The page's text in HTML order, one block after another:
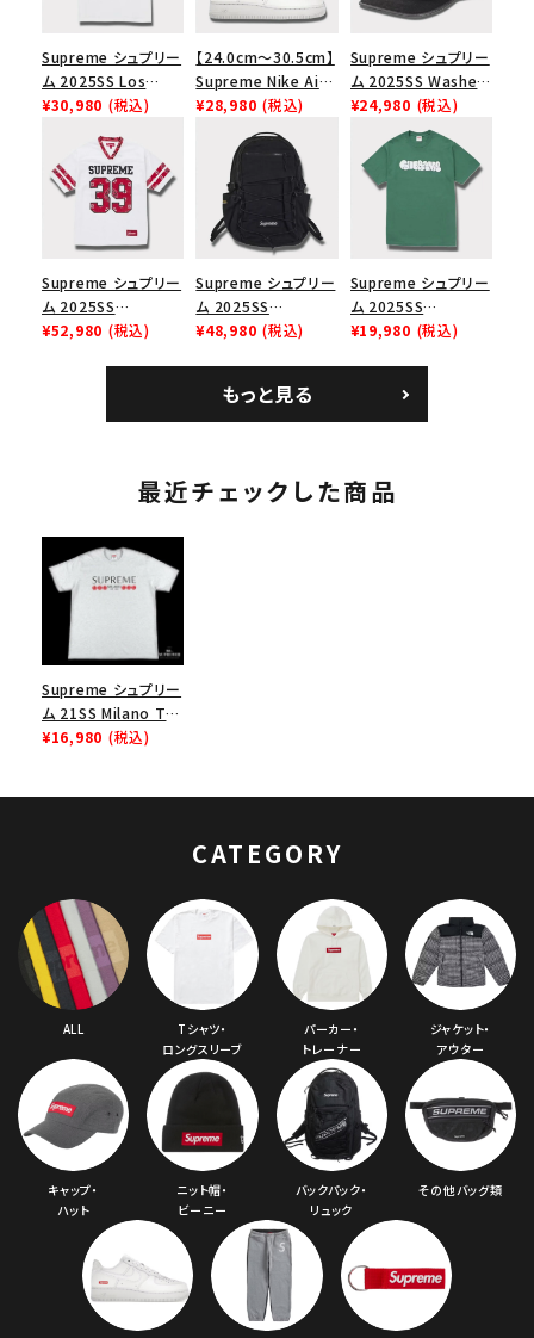
Supreme シュプリー
ム 2025SS Los
Angeles Fire Relief
イヤーリリーフボック
スロゴTシャツ ホワ
イト 白
¥30,980 (税込)
【24.0cm～30.5cm】
Supreme Nike Air
Force 1 Low シュプ
リーム ナイキエアフォ
ース１スニーカー シ
ューズ ホワイト
¥28,980 (税込)
Supreme シュプリー
ム 2025SS Washed
Chino Twill Camp
Cap ウォッシュチノツ
イルキャンプキャップ
ブラック 黒
¥24,980 (税込)
Supreme シュプリー
ム 2025SS
Bandana Football
¥52,980 (税込)
Supreme シュプリー
ム 2025SS
Backpack バックパッ
¥48,980 (税込)
Supreme シュプリー
ム 2025SS
Homerun Tee ホー
¥19,980 (税込)
もっと見る
最近チェックした商品
Supreme シュプリー
ム 21SS Milano Tee
ミラノTシャツ アッシ
¥16,980 (税込)
CATEGORY
ALL
Tシャツ・
ロングスリーブ
パーカー・
トレーナー
ジャケット・
アウター
キャップ・
ハット
ニット帽・
ビーニー
バックパック・
リュック
その他バッグ類